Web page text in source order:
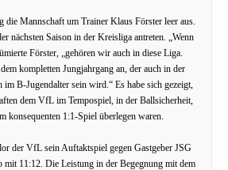
die Mannschaft um Trainer Klaus Förster leer aus.
nächsten Saison in der Kreisliga antreten. „Wenn
Förster, „gehören wir auch in diese Liga.
kompletten Jungjahrgang an, der auch in der
im B-Jugendalter sein wird.“ Es habe sich gezeigt,
dem VfL im Tempospiel, in der Ballsicherheit,
konsequenten 1:1-Spiel überlegen waren.
der VfL sein Auftaktspiel gegen Gastgeber JSG
mit 11:12. Die Leistung in der Begegnung mit dem